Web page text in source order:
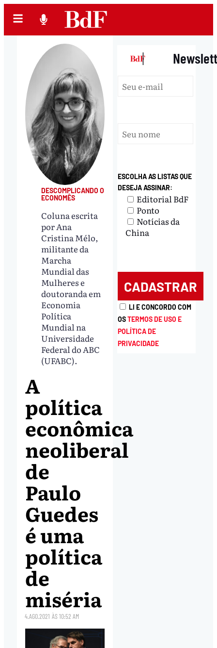
DESCOMPLICANDO O
ECONOMÊS
Coluna escrita
por Ana
Cristina Mélo,
militante da
Marcha
Mundial das
Mulheres e
doutoranda em
Economia
Política
Mundial na
Universidade
Federal do ABC
(UFABC).
A
política
econômica
neoliberal
de
Paulo
Guedes
é uma
política
de
miséria
4.AGO.2021 ÀS10:52 AM
|
ESCOLHA AS LISTAS QUE
DESEJA ASSINAR:
Editorial BdF
Ponto
Notícias da
China
LI E CONCORDO COM
OSTERMOS DE USO E
POLÍTICA DE
PRIVACIDADE